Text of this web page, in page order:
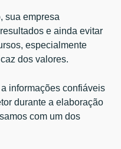
sua empresa
e ainda evitar
especialmente
dos valores.
informações confiáveis
durante a elaboração
com um dos